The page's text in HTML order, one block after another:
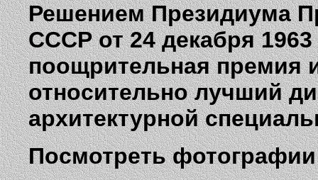
Решением Президиума
СССР от 24 декабря
поощрительная премия
относительно лучший
архитектурной
Посмотреть